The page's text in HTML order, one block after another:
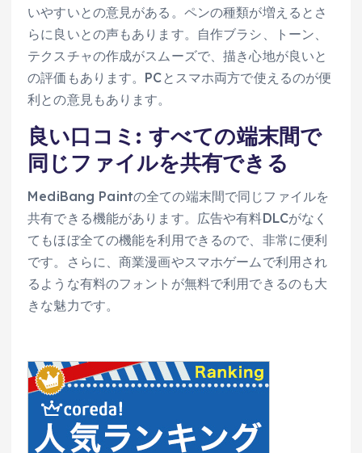
いやすいとの意見がある。ペンの種類が増えるとさ
らに良いとの声もあります。自作ブラシ、トーン、
テクスチャの作成がスムーズで、描き心地が良いと
の評価もあります。PCとスマホ両方で使えるのが便
利との意見もあります。
良い口コミ: すべての端末間で
同じファイルを共有できる
MediBang Paintの全ての端末間で同じファイルを
共有できる機能があります。広告や有料DLCがなく
てもほぼ全ての機能を利用できるので、非常に便利
です。さらに、商業漫画やスマホゲームで利用され
るような有料のフォントが無料で利用できるのも大
きな魅力です。